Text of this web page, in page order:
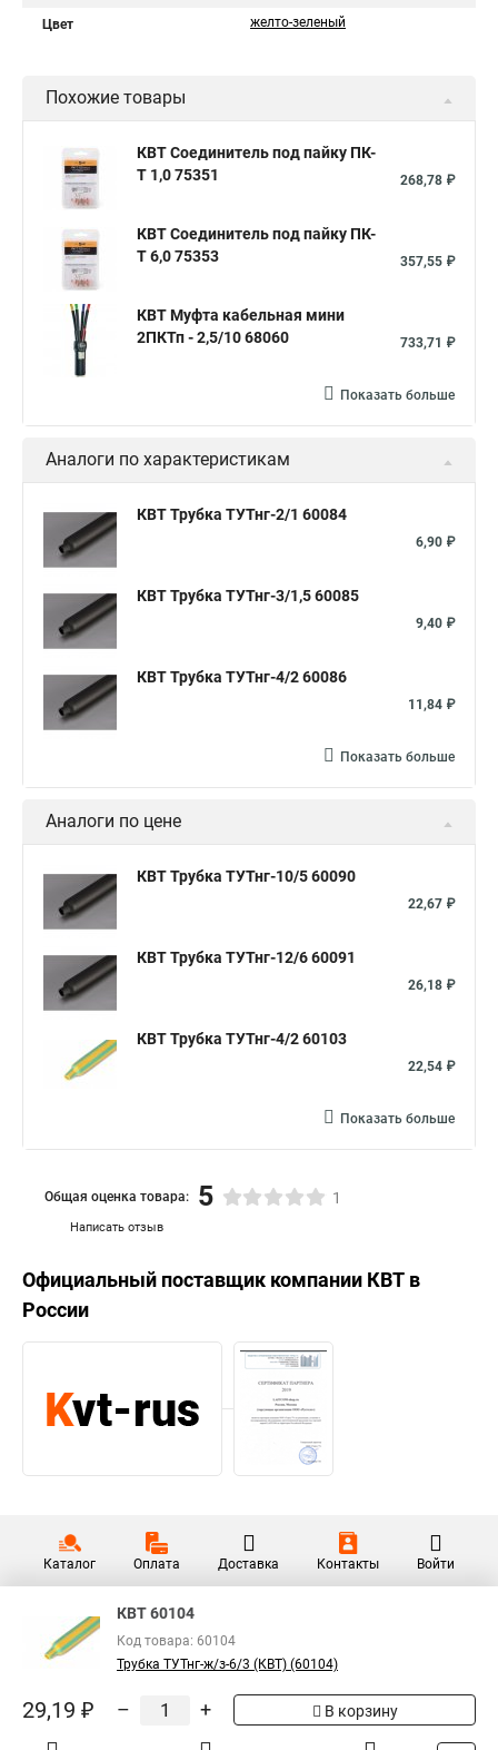
Цвет желто-зеленый
Похожие товары
КВТ Соединитель под пайку ПК-
Т 1,0 75351
268,78 ₽
КВТ Соединитель под пайку ПК-
Т 6,0 75353
357,55 ₽
КВТ Муфта кабельная мини
2ПКТп - 2,5/10 68060
733,71 ₽
Показать больше
Аналоги по характеристикам
КВТ Трубка ТУТнг-2/1 60084
6,90 ₽
КВТ Трубка ТУТнг-3/1,5 60085
9,40 ₽
КВТ Трубка ТУТнг-4/2 60086
11,84 ₽
Показать больше
Аналоги по цене
КВТ Трубка ТУТнг-10/5 60090
22,67 ₽
КВТ Трубка ТУТнг-12/6 60091
26,18 ₽
КВТ Трубка ТУТнг-4/2 60103
22,54 ₽
Показать больше
Написать отзыв
Общая оценка товара: 5 1
Официальный поставщик компании КВТ в
России
Каталог Оплата Доставка Контакты Войти
КВТ 60104
Код товара: 60104
Трубка ТУТнг-ж/з-6/3 (КВТ) (60104)
29,19 ₽ – + В корзину